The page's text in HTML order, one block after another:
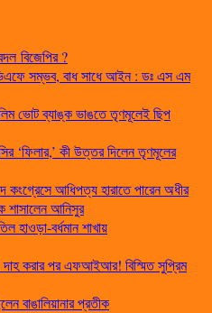
বিজেপির ?
সম্ভব, বাধ সাধে আইন : ডঃ এস এম
ভোট ব্যাঙ্ক ভাঙতে তৃণমূলেই ছিপ
‘ফিলার,’ কী উত্তর দিলেন তৃণমূলের
কংগ্রেসে আধিপত্য হারাতে পারেন অধীর
শাসালেন আনিসুর
হাওড়া-বর্ধমান শাখায়
দাহ করার পর এফআইআর! বিস্মিত সুপ্রিম
বাঙালিয়ানার প্রতীক